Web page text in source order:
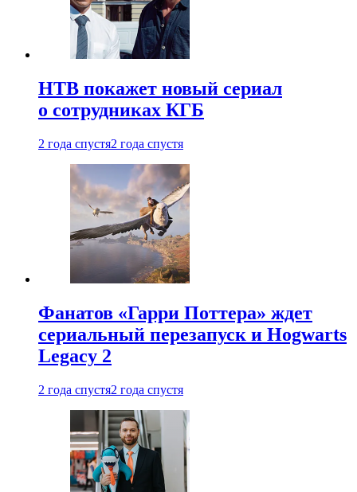
НТВ покажет новый сериал
о сотрудниках КГБ
2 года спустя2 года спустя
Фанатов «Гарри Поттера» ждет
сериальный перезапуск и Hogwarts
Legacy 2
2 года спустя2 года спустя